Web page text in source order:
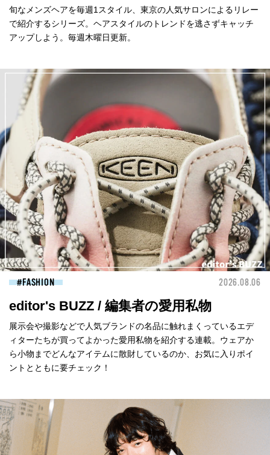
旬なメンズヘアを毎週1スタイル、東京の人気サロンによるリレー
で紹介するシリーズ。ヘアスタイルのトレンドを逃さずキャッチ
アップしよう。毎週木曜日更新。
FASHION 2026.08.06
editor's BUZZ / 編集者の愛用私物
展示会や撮影などで人気ブランドの名品に触れまくっているエデ
ィターたちが買ってよかった愛用私物を紹介する連載。ウェアか
ら小物までどんなアイテムに散財しているのか、お気に入りポイ
ントとともに要チェック！